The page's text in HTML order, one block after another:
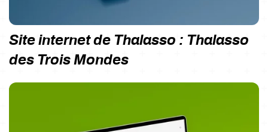
Site internet de Thalasso : Thalasso
des Trois Mondes